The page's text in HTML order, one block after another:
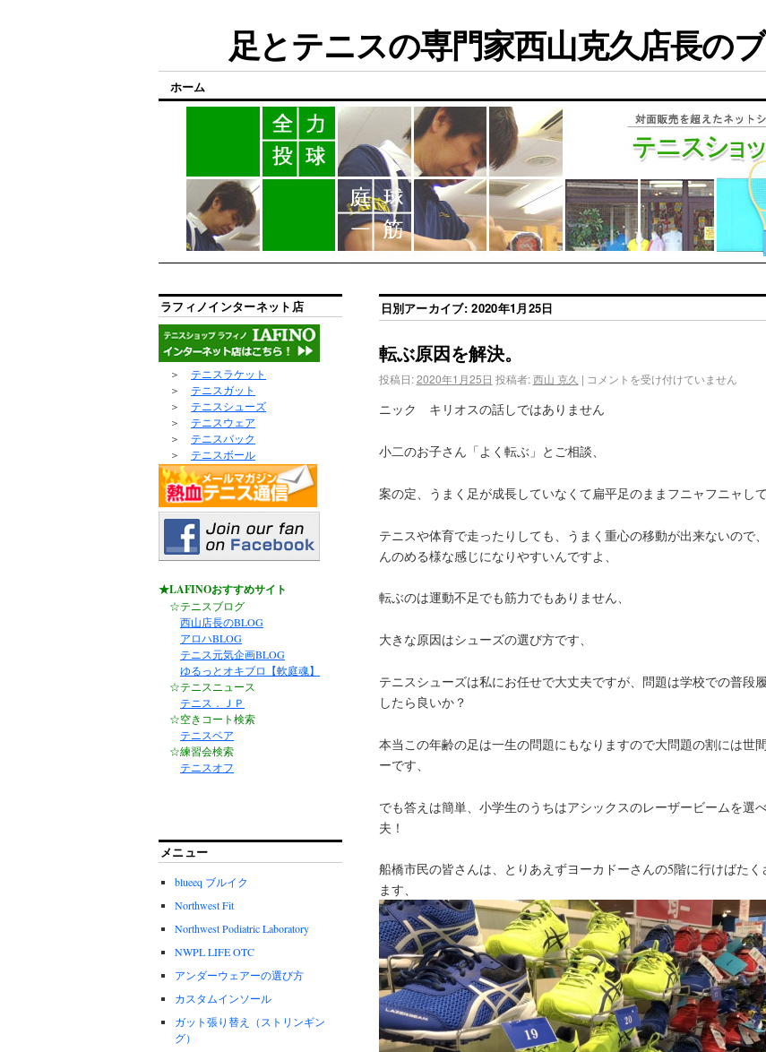
足とテニスの専門家西山克久店長の
ホーム
日別アーカイブ:2020年1月25日
転ぶ原因を解決。
投稿日: 2020年1月25日 投稿者: 西山 克久 | コメントを受け付けていません
ニック キリオスの話しではありません
小二のお子さん「よく転ぶ」とご相談、
案の定、うまく足が成長していなくて扁平足のままフニャフニャし
テニスや体育で走ったりしても、うまく重心の移動が出来ないので
んのめる様な感じになりやすいんですよ、
転ぶのは運動不足でも筋力でもありません、
大きな原因はシューズの選び方です、
テニスシューズは私にお任せで大丈夫ですが、問題は学校での普段
したら良いか？
本当この年齢の足は一生の問題にもなりますので大問題の割には世
ーです、
でも答えは簡単、小学生のうちはアシックスのレーザービームを選
夫！
船橋市民の皆さんは、とりあえずヨーカドーさんの5階に行けばたく
ます、
ラフィノインターネット店
＞ テニスラケット
＞ テニスガット
＞ テニスシューズ
＞ テニスウェア
＞ テニスバック
＞ テニスボール
★LAFINOおすすめサイト
☆テニスブログ
西山店長のBLOG
アロハBLOG
テニス元気企画BLOG
ゆるっとオキブロ【軟庭魂】
☆テニスニュース
テニス．ＪＰ
☆空きコート検索
テニスベア
☆練習会検索
テニスオフ
メニュー
blueeq ブルイク
Northwest Fit
Northwest Podiatric Laboratory
NWPL LIFE OTC
アンダーウェアーの選び方
カスタムインソール
ガット張り替え（ストリンギン
グ）